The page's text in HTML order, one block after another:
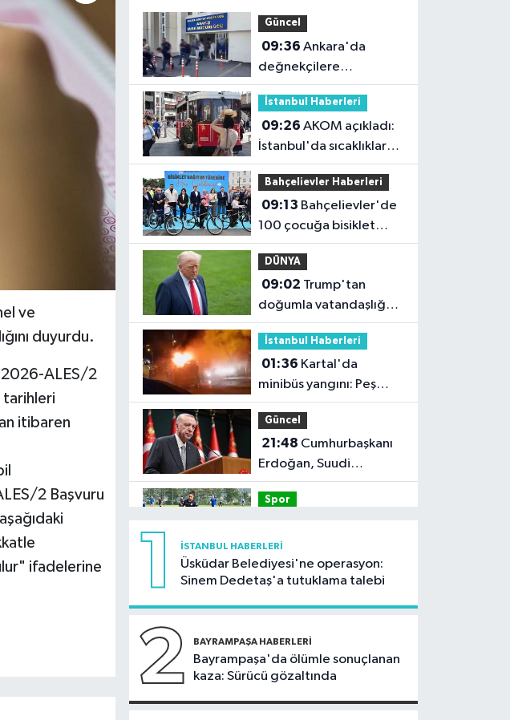
ve
duyurdu.
ALES/2
tarihleri
itibaren
2 Başvuru
ifadelerine
Güncel
09:36
değnekçilere
operasyon: 10 gözaltı
İstanbul Haberleri
09:26
İstanbul'da sıcaklıklar
32 dereceyi görecek
Bahçelievler Haberleri
09:13
100 çocuğa bisiklet
dağıtım töreni
DÜNYA
09:02
doğumla vatandaşlığa
yeni kısıtlama kararı
İstanbul Haberleri
01:36
minibüs yangını: Peş
peşe patlamalar paniğe
neden oldu
Güncel
21:48
Erdoğan, Suudi
Arabistan'ı ziyaret
edecek
Spor
Futbol Takımı, hazırlık
maçında FOMGET'i 3-1
mağlup etti
Kültür Sanat
oğlunun heykeli bulundu
Kültür Sanat
21:36AKM’de caz
konserleri başlıyor
1 İSTANBUL HABERLERI
Üsküdar Belediyesi'ne operasyon:
Sinem Dedetaş'a tutuklama talebi
2 BAYRAMPAŞA HABERLERI
Bayrampaşa'da ölümle sonuçlanan
kaza: Sürücü gözaltında